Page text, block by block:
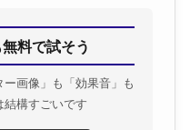
料で試そう
ー画像」も「効果音」も
構すごいです